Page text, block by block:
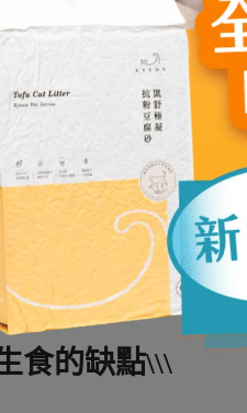
，排便量變少
化分解動物性蛋白質，因此
髮健康
的蛋白質，優質的脂肪酸能
康柔亮又光澤
食的缺點\\\